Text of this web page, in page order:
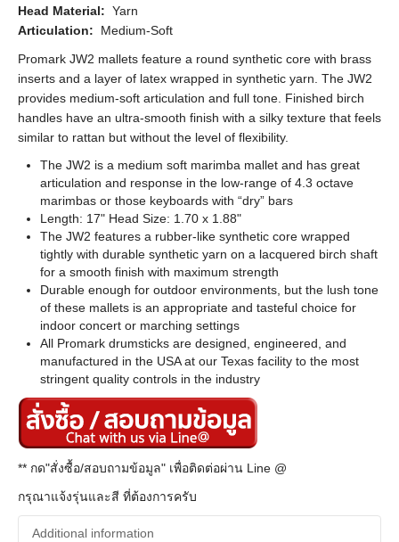
Head Material: Yarn
Articulation: Medium-Soft
Promark JW2 mallets feature a round synthetic core with brass
inserts and a layer of latex wrapped in synthetic yarn. The JW2
provides medium-soft articulation and full tone. Finished birch
handles have an ultra-smooth finish with a silky texture that feels
similar to rattan but without the level of flexibility.
The JW2 is a medium soft marimba mallet and has great
articulation and response in the low-range of 4.3 octave
marimbas or those keyboards with “dry” bars
Length: 17" Head Size: 1.70 x 1.88"
The JW2 features a rubber-like synthetic core wrapped
tightly with durable synthetic yarn on a lacquered birch shaft
for a smooth finish with maximum strength
Durable enough for outdoor environments, but the lush tone
of these mallets is an appropriate and tasteful choice for
indoor concert or marching settings
All Promark drumsticks are designed, engineered, and
manufactured in the USA at our Texas facility to the most
stringent quality controls in the industry
** กด"สั่งซื้อ/สอบถามข้อมูล" เพื่อติดต่อผ่าน Line @
กรุณาแจ้งรุ่นและสี ที่ต้องการครับ
Additional information